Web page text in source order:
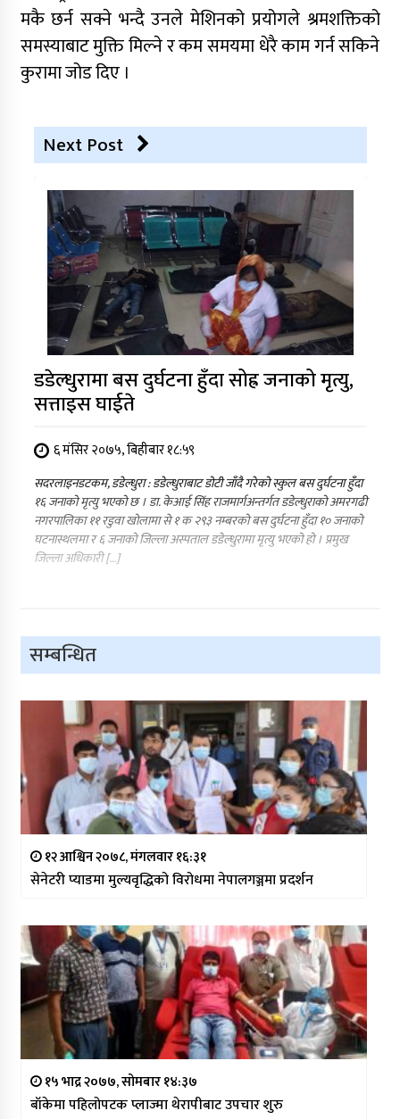
मकै छर्न सक्ने भन्दै उनले मेशिनको प्रयोगले श्रमशक्तिको
समस्याबाट मुक्ति मिल्ने र कम समयमा धेरै काम गर्न सकिने
कुरामा जोड दिए ।
Next Post
डडेल्धुरामा बस दुर्घटना हुँदा सोह्र जनाको मृत्यु,
सत्ताइस घाईते
६ मंसिर २०७५, बिहीबार १८:५९
सदरलाइनडटकम, डडेल्धुरा : डडेल्धुराबाट डोटी जाँदै गरेको स्कुल बस दुर्घटना हुँदा
१६ जनाको मृत्यु भएको छ । डा. केआई सिंह राजमार्गअन्तर्गत डडेल्धुराको अमरगढी
नगरपालिका ११ रडुवा खोलामा से १ क २९३ नम्बरको बस दुर्घटना हुँदा १० जनाको
घटनास्थलमा र ६ जनाको जिल्ला अस्पताल डडेल्धुरामा मृत्यु भएको हो । प्रमुख
जिल्ला अधिकारी […]
सम्बन्धित
१२ आश्विन २०७८, मंगलवार १६:३१
सेनेटरी प्याडमा मुल्यवृद्धिको विरोधमा नेपालगञ्जमा प्रदर्शन
१५ भाद्र २०७७, सोमबार १४:३७
बाँकेमा पहिलोपटक प्लाज्मा थेरापीबाट उपचार शुरु